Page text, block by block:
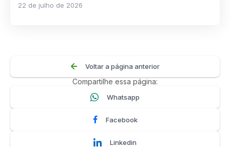
22 de julho de 2026
Voltar a página anterior
Compartilhe essa página:
Whatsapp
Facebook
Linkedin